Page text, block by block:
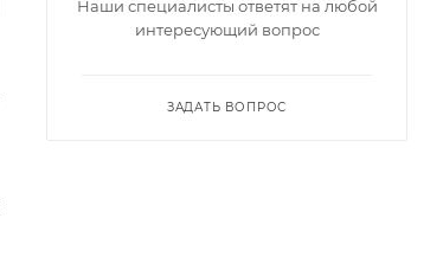
Наши специалисты ответят на любой
интересующий вопрос
ЗАДАТЬ ВОПРОС